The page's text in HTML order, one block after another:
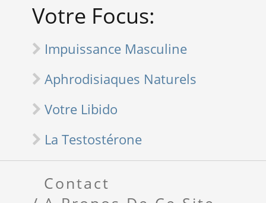
Votre Focus:
Impuissance Masculine
Aphrodisiaques Naturels
Votre Libido
La Testostérone
Contact